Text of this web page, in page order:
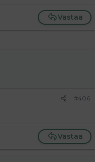
Vastaa
#406
Vastaa